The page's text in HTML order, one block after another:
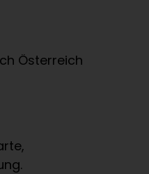
Österreich